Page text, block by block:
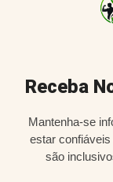
Receba
Mantenha-se
estar
são